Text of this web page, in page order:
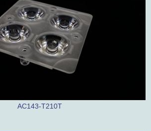
AC143-T210T